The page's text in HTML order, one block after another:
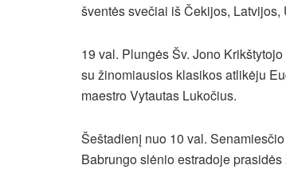
šventės svečiai iš Čekijos, Latvijos,
19 val. Plungės Šv. Jono
su žinomiausios klasikos atlikėju
maestro Vytautas Lukočius.
Šeštadienį nuo 10 val.
Babrungo slėnio estradoje